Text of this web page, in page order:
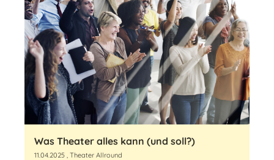
Was Theater alles kann (und soll?)
11.04.2025 , Theater Allround